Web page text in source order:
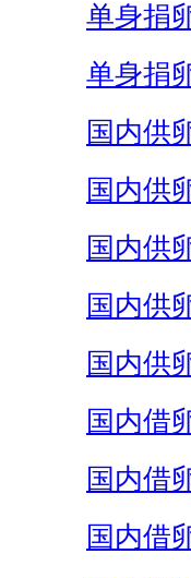
单身捐
单身捐
国内供
国内供
国内供
国内供
国内供
国内借
国内借
国内借